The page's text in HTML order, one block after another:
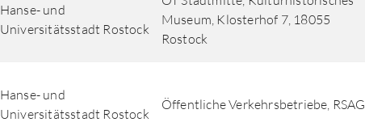
Hanse- und
Universitätsstadt Rostock
Museum, Klosterhof 7, 18055
Rostock
Hanse- und
Universitätsstadt Rostock
Öffentliche Verkehrsbetriebe, RSAG